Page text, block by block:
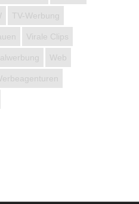
TV-Werbung
Virale Clips
Web